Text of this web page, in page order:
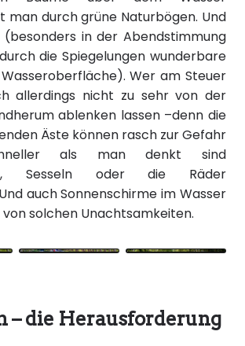
man durch grüne Naturbögen. Und
in der Abendstimmung
die Spiegelungen wunderbare
Wer am Steuer
allerdings nicht zu sehr von der
ablenken lassen –denn die
Äste können rasch zur Gefahr
als man denkt sind
Sesseln oder die Räder
auch Sonnenschirme im Wasser
von solchen Unachtsamkeiten.
– die Herausforderung